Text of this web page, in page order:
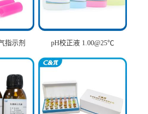
指示剂 pH校正液 1.00@25℃